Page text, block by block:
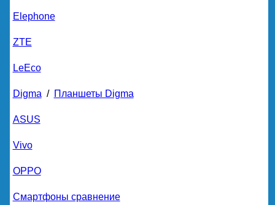
Elephone
ZTE
LeEco
Digma / Планшеты Digma
ASUS
Vivo
OPPO
Смартфоны сравнение